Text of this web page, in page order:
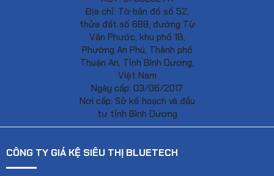
Địa chỉ: Tờ bản đồ số 52,
thửa đất số 688, đường Từ
Văn Phước, khu phố 1B,
Phường An Phú, Thành phố
Thuận An, Tỉnh Bình Dương,
Việt Nam
Ngày cấp: 03/06/2017
Nơi cấp: Sở kế hoạch và đầu
tư tỉnh Bình Dương
CÔNG TY GIÁ KỆ SIÊU THỊ BLUETECH